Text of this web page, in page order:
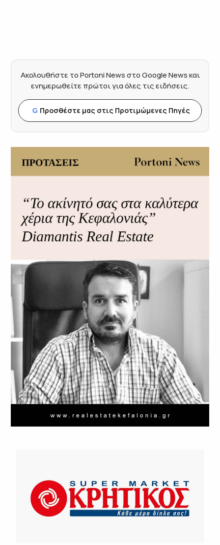
Ακολουθήστε το Portoni News στο Google News και
ενημερωθείτε πρώτοι για όλες τις ειδήσεις.
G Προσθέστε μας στις Προτιμώμενες Πηγές